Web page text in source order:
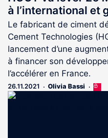
à l’international et
Le fabricant de ciment
Cement Technologies
lancement d’une
à financer son
l’accélérer en France.
26.11.2021 Olivia Bassi
Cet